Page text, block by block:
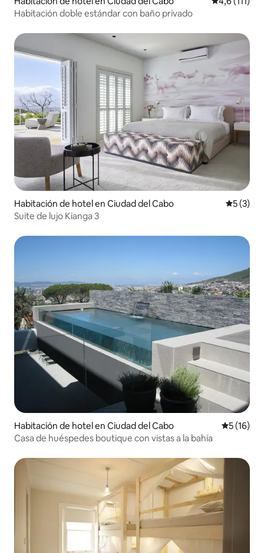
Habitación doble estándar con baño privado
Habitación de hotel en Ciudad del Cabo
5 (3)
Suite de lujo Kianga 3
Habitación de hotel en Ciudad del Cabo
5 (16)
Casa de huéspedes boutique con vistas a la bahía